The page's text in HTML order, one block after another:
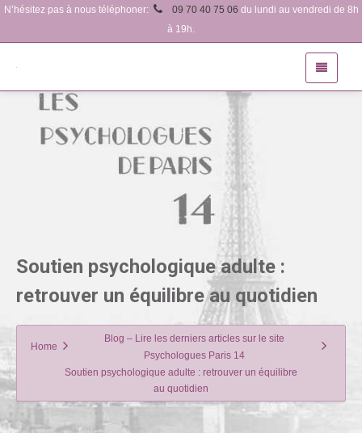
N’hésitez pas à nous téléphoner: 09 70 40 75 06 du lundi au vendredi de 8h
à 19h.
Soutien psychologique adulte :
retrouver un équilibre au quotidien
Home
Blog – Lire les derniers articles sur le site
Psychologues Paris 14
Soutien psychologique adulte : retrouver un équilibre
au quotidien